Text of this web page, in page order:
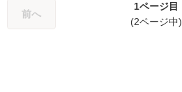
進しております。
前へ
1ページ目
(2ページ中)